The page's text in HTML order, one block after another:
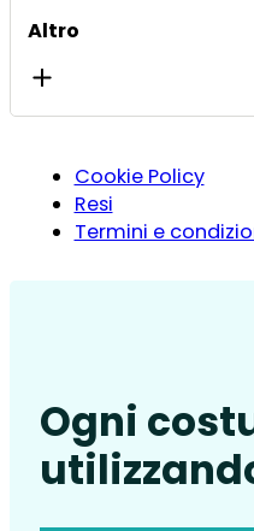
Altro
Cookie Policy
Resi
Termini e
Ogni